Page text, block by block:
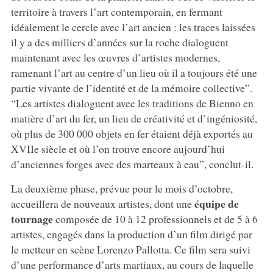
territoire à travers l’art contemporain, en fermant
idéalement le cercle avec l’art ancien : les traces laissées
il y a des milliers d’années sur la roche dialoguent
maintenant avec les œuvres d’artistes modernes,
ramenant l’art au centre d’un lieu où il a toujours été une
partie vivante de l’identité et de la mémoire collective”.
“Les artistes dialoguent avec les traditions de Bienno en
matière d’art du fer, un lieu de créativité et d’ingéniosité,
où plus de 300 000 objets en fer étaient déjà exportés au
XVIIe siècle et où l’on trouve encore aujourd’hui
d’anciennes forges avec des marteaux à eau”, conclut-il.
La deuxième phase, prévue pour le mois d’octobre,
accueillera de nouveaux artistes, dont uneéquipe de
tournagecomposée de 10 à 12 professionnels et de 5 à 6
artistes, engagés dans la production d’un film dirigé par
le metteur en scène Lorenzo Pallotta. Ce film sera suivi
d’une performance d’arts martiaux, au cours de laquelle